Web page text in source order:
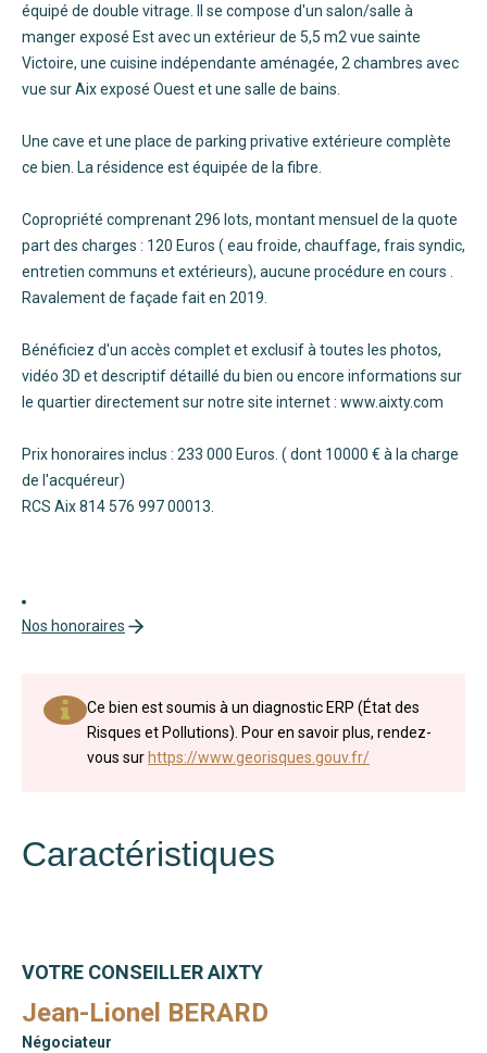
équipé de double vitrage. Il se compose d'un salon/salle à
manger exposé Est avec un extérieur de 5,5 m2 vue sainte
Victoire, une cuisine indépendante aménagée, 2 chambres avec
vue sur Aix exposé Ouest et une salle de bains.
Une cave et une place de parking privative extérieure complète
ce bien. La résidence est équipée de la fibre.
Copropriété comprenant 296 lots, montant mensuel de la quote
part des charges : 120 Euros ( eau froide, chauffage, frais syndic,
entretien communs et extérieurs), aucune procédure en cours .
Ravalement de façade fait en 2019.
Bénéficiez d'un accès complet et exclusif à toutes les photos,
vidéo 3D et descriptif détaillé du bien ou encore informations sur
le quartier directement sur notre site internet : www.aixty.com
Prix honoraires inclus : 233 000 Euros. ( dont 10000 € à la charge
de l'acquéreur)
RCS Aix 814 576 997 00013.
Nos honoraires
Ce bien est soumis à un diagnostic ERP (État des
Risques et Pollutions). Pour en savoir plus, rendez-
vous surhttps://www.georisques.gouv.fr/
Caractéristiques
VOTRE CONSEILLER AIXTY
Jean-Lionel BERARD
Négociateur